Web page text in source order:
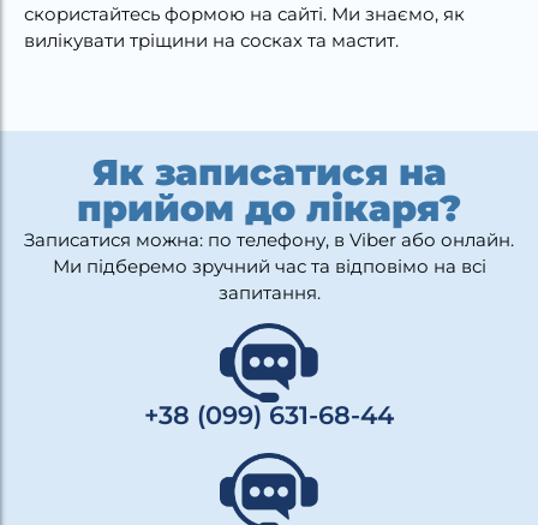
скористайтесь формою на сайті. Ми знаємо, як
вилікувати тріщини на сосках та мастит.
Як записатися на
прийом до лікаря?
Записатися можна: по телефону, в Viber або онлайн.
Ми підберемо зручний час та відповімо на всі
запитання.
+38 (099) 631-68-44